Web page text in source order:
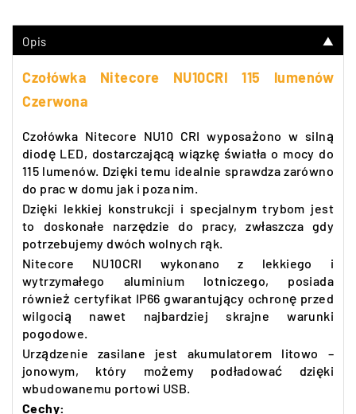
Opis ▼
Czołówka Nitecore NU10CRI 115 lumenów
Czerwona
Czołówka Nitecore NU10 CRI wyposażono w silną
diodę LED, dostarczającą wiązkę światła o mocy do
115 lumenów. Dzięki temu idealnie sprawdza zarówno
do prac w domu jak i poza nim.
Dzięki lekkiej konstrukcji i specjalnym trybom jest
to doskonałe narzędzie do pracy, zwłaszcza gdy
potrzebujemy dwóch wolnych rąk.
Nitecore NU10CRI wykonano z lekkiego i
wytrzymałego aluminium lotniczego, posiada
również certyfikat IP66 gwarantujący ochronę przed
wilgocią nawet najbardziej skrajne warunki
pogodowe.
Urządzenie zasilane jest akumulatorem litowo –
jonowym, który możemy podładować dzięki
wbudowanemu portowi USB.
Cechy: